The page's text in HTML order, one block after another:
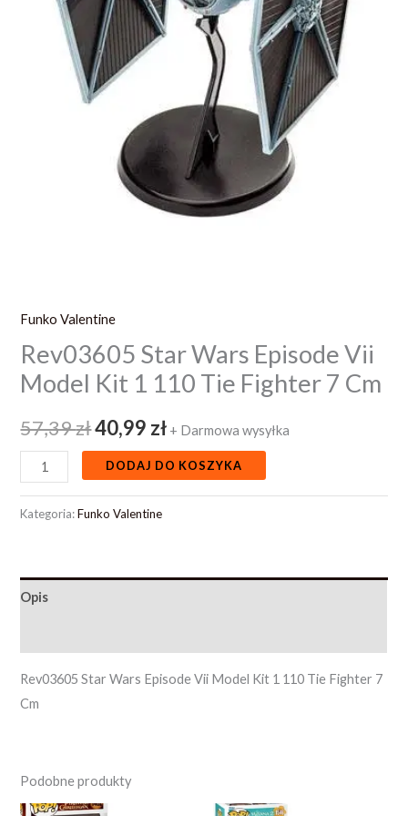
Funko Valentine
Rev03605 Star Wars Episode Vii
Model Kit 1 110 Tie Fighter 7 Cm
57,39zł40,99 zł + Darmowa wysyłka
Fighter
DODAJ DO KOSZYKA
Kategoria:Funko Valentine
Opis
Rev03605 Star Wars Episode Vii Model Kit 1 110 Tie Fighter 7
Cm
Podobne produkty
Pierwotna
Pierwotna